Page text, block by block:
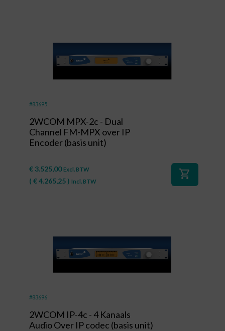
#83695
2WCOM MPX-2c - Dual
Channel FM-MPX over IP
Encoder (basis unit)
€ 3.525,00 Excl. BTW
( €4.265,25) Incl. BTW
shopping_cart
#83696
2WCOM IP-4c - 4 Kanaals
Audio Over IP codec (basis unit)